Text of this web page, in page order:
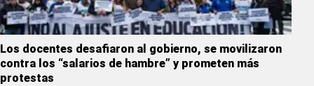
Los docentes desafiaron al gobierno, se movilizaron
contra los “salarios de hambre” y prometen más
protestas